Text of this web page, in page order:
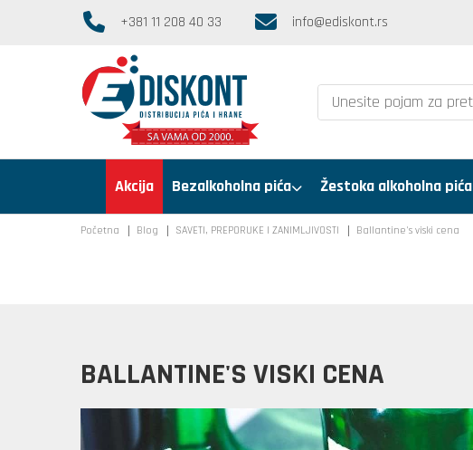
+381 11 208 40 33 info@ediskont.rs
Akcija Bezalkoholna pića Žestoka alkoholna pića
Početna Blog SAVETI, PREPORUKE I ZANIMLJIVOSTI Ballantine's viski cena
BALLANTINE'S VISKI CENA